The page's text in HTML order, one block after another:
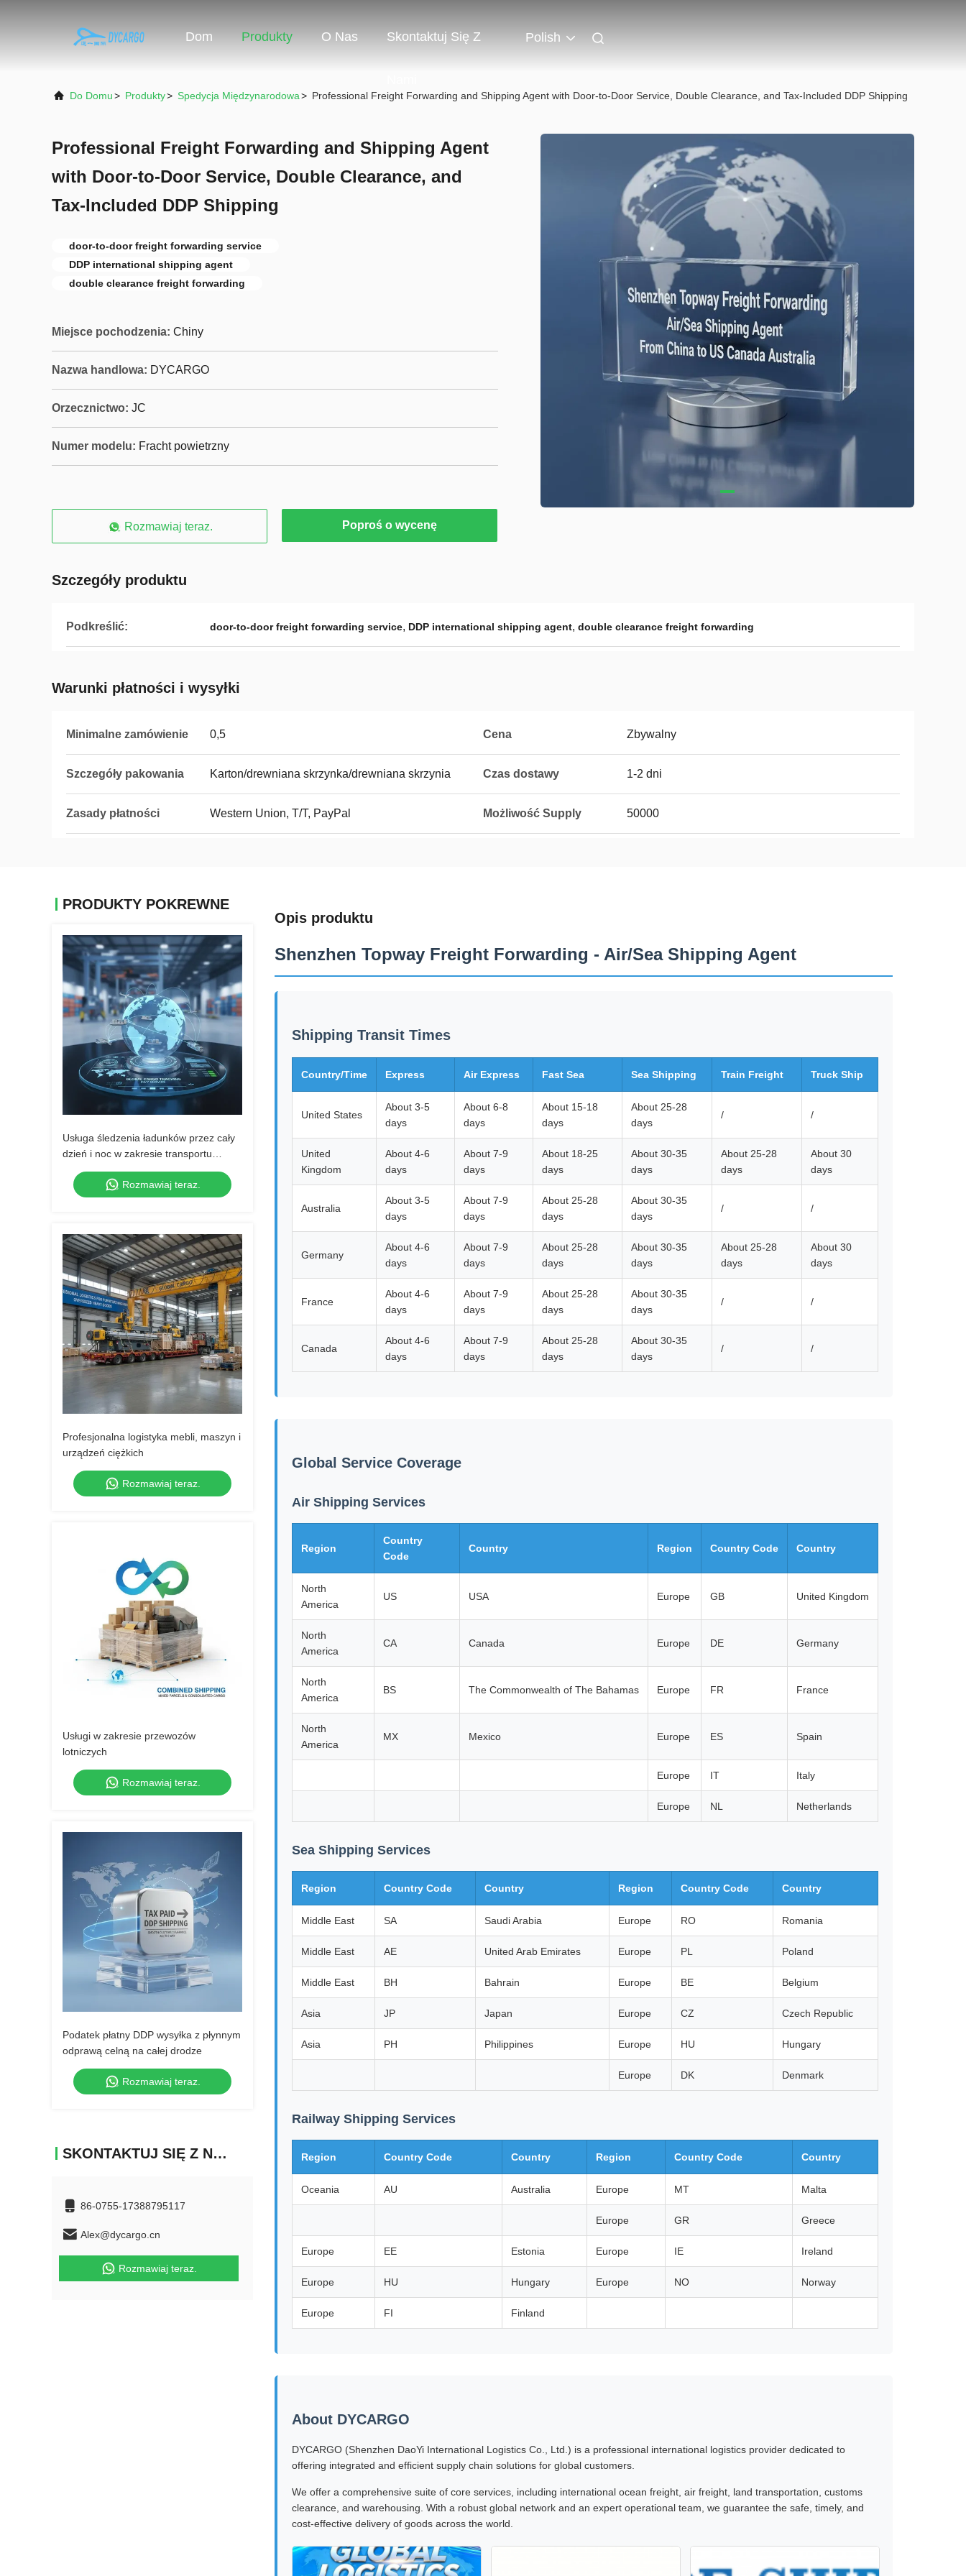
Dom Produkty O Nas Skontaktuj Się Z Polish
Do Domu> Produkty> Spedycja Międzynarodowa> Professional Freight Forwarding and Shipping Agent with Door-to-Door Service, Double Clearance, and Tax-Included DDP Shipping
Professional Freight Forwarding and Shipping Agent
with Door-to-Door Service, Double Clearance, and
Tax-Included DDP Shipping
door-to-door freight forwarding service
DDP international shipping agent
double clearance freight forwarding
Miejsce pochodzenia: Chiny
Nazwa handlowa: DYCARGO
Orzecznictwo: JC
Numer modelu: Fracht powietrzny
Rozmawiaj teraz. Poproś o wycenę
Szczegóły produktu
Podkreślić: door-to-door freight forwarding service, DDP international shipping agent, double clearance freight forwarding
Warunki płatności i wysyłki
Minimalne zamówienie 0,5 Cena Zbywalny
Szczegóły pakowania Karton/drewniana skrzynka/drewniana skrzynia Czas dostawy 1-2 dni
Zasady płatności Western Union, T/T, PayPal Możliwość Supply 50000
PRODUKTY POKREWNE
Usługa śledzenia ładunków przez cały
dzień i noc w zakresie transportu
światowego
Rozmawiaj teraz.
Profesjonalna logistyka mebli, maszyn i
urządzeń ciężkich
Rozmawiaj teraz.
Usługi w zakresie przewozów
lotniczych
Rozmawiaj teraz.
Podatek płatny DDP wysyłka z płynnym
odprawą celną na całej drodze
Rozmawiaj teraz.
SKONTAKTUJ SIĘ Z NAMI
86-0755-17388795117
Alex@dycargo.cn
Rozmawiaj teraz.
Opis produktu
Shenzhen Topway Freight Forwarding - Air/Sea Shipping Agent
Shipping Transit Times
Country/Time Express Air Express Fast Sea Sea Shipping Train Freight Truck Ship
United States
About 3-5
days
About 6-8
days
About 15-18
days
About 25-28
days
/ /
United
Kingdom
About 4-6
days
About 7-9
days
About 18-25
days
About 30-35
days
About 25-28
days
About 30
days
Australia
About 3-5
days
About 7-9
days
About 25-28
days
About 30-35
days
/ /
Germany
About 4-6
days
About 7-9
days
About 25-28
days
About 30-35
days
About 25-28
days
About 30
days
France
About 4-6
days
About 7-9
days
About 25-28
days
About 30-35
days
/ /
Canada
About 4-6
days
About 7-9
days
About 25-28
days
About 30-35
days
/ /
Global Service Coverage
Air Shipping Services
Region
Country
Code
Country Region Country Code Country
North
America
US USA Europe GB United Kingdom
North
America
CA Canada Europe DE Germany
North
America
BS The Commonwealth of The Bahamas Europe FR France
North
America
MX Mexico Europe ES Spain
Europe IT Italy
Europe NL Netherlands
Sea Shipping Services
Region Country Code Country Region Country Code Country
Middle East SA Saudi Arabia Europe RO Romania
Middle East AE United Arab Emirates Europe PL Poland
Middle East BH Bahrain Europe BE Belgium
Asia JP Japan Europe CZ Czech Republic
Asia PH Philippines Europe HU Hungary
Europe DK Denmark
Railway Shipping Services
Region Country Code Country Region Country Code Country
Oceania AU Australia Europe MT Malta
Europe GR Greece
Europe EE Estonia Europe IE Ireland
Europe HU Hungary Europe NO Norway
Europe FI Finland
About DYCARGO
DYCARGO (Shenzhen DaoYi International Logistics Co., Ltd.) is a professional international logistics provider dedicated to
offering integrated and efficient supply chain solutions for global customers.
We offer a comprehensive suite of core services, including international ocean freight, air freight, land transportation, customs
clearance, and warehousing. With a robust global network and an expert operational team, we guarantee the safe, timely, and
cost-effective delivery of goods across the world.